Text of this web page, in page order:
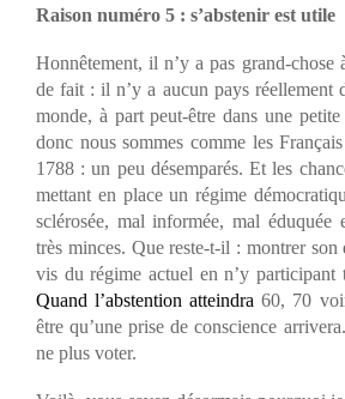
Raison numéro 5 : s’abstenir est utile
Honnêtement, il n’y a pas grand-chose
de fait : il n’y a aucun pays réellement
monde, à part peut-être dans une
donc nous sommes comme les
1788 : un peu désemparés. Et les
mettant en place un régime
sclérosée, mal informée, mal éduquée
très minces. Que reste-t-il : montrer son
vis du régime actuel en n’y participant
Quand l’abstention atteindra 60, 70
être qu’une prise de conscience
ne plus voter.